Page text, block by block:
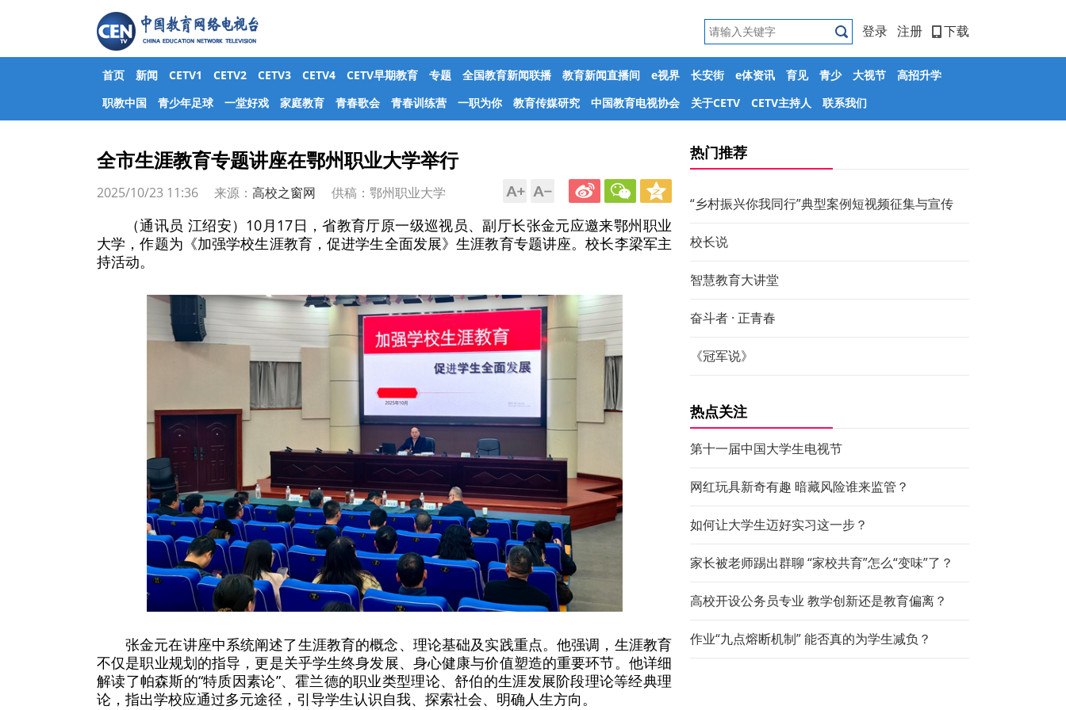
登录 注册 下载
首页 新闻 CETV1 CETV2 CETV3 CETV4 CETV早期教育 专题 全国教育新闻联播 教育新闻直播间 e视界 长安街 e体资讯 育见 青少 大视节
高招升学
职教中国
青少年足球 一堂好戏 家庭教育 青春歌会 青春训练营 一职为你 教育传媒研究 中国教育电视协会 关于CETV CETV主持人 联系我们
全市生涯教育专题讲座在鄂州职业大学举行
2025/10/23 11:36 来源： 高校之窗网 供稿：鄂州职业大学
（通讯员 江绍安）10月17日，省教育厅原一级巡视员、副厅长张金元应邀来鄂州职业
大学，作题为《加强学校生涯教育，促进学生全面发展》生涯教育专题讲座。校长李梁军主
持活动。
张金元在讲座中系统阐述了生涯教育的概念、理论基础及实践重点。他强调，生涯教育
不仅是职业规划的指导，更是关乎学生终身发展、身心健康与价值塑造的重要环节。他详细
解读了帕森斯的“特质因素论”、霍兰德的职业类型理论、舒伯的生涯发展阶段理论等经典理
论，指出学校应通过多元途径，引导学生认识自我、探索社会、明确人生方向。
热门推荐
“乡村振兴你我同行”典型案例短视频征集与宣传
校长说
智慧教育大讲堂
奋斗者 · 正青春
《冠军说》
热点关注
第十一届中国大学生电视节
网红玩具新奇有趣 暗藏风险谁来监管？
如何让大学生迈好实习这一步？
家长被老师踢出群聊 “家校共育”怎么“变味”了？
高校开设公务员专业 教学创新还是教育偏离？
作业“九点熔断机制” 能否真的为学生减负？